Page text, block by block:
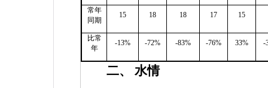
常年
同期
15 18 18 17 15
比常
年
-13% -72% -83% -76% 33% -
二、 水情